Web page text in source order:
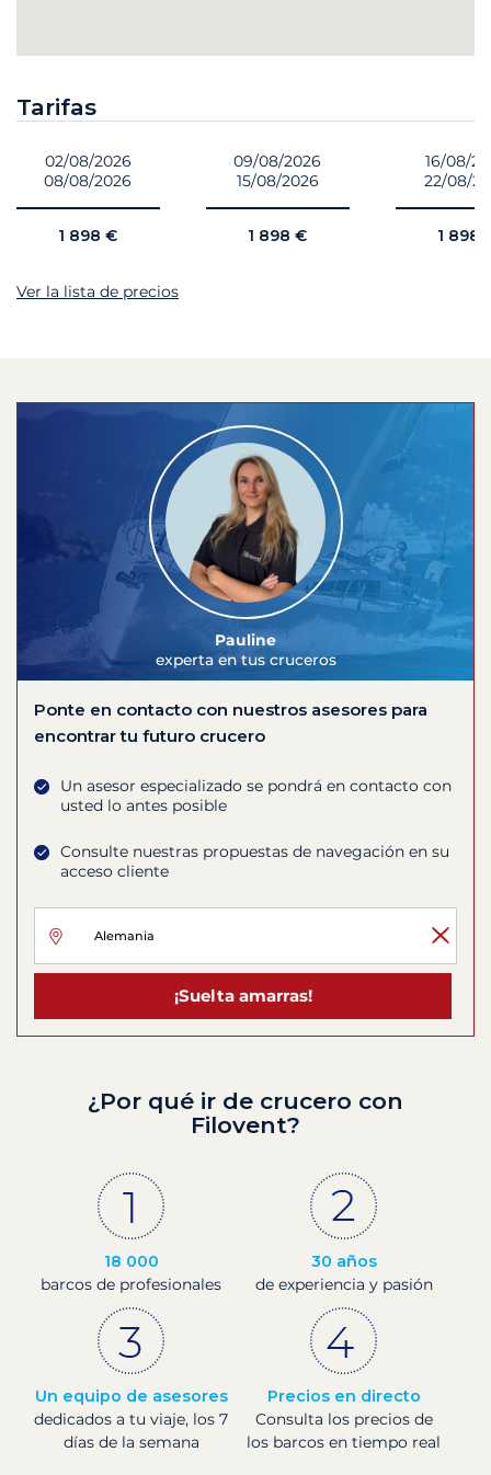
Tarifas
02/08/2026
08/08/2026
1 898 €
09/08/2026
15/08/2026
1 898 €
16/08/
22/08/
1 898
Ver la lista de precios
Pauline
experta en tus cruceros
Ponte en contacto con nuestros asesores para
encontrar tu futuro crucero
Un asesor especializado se pondrá en contacto con
usted lo antes posible
Consulte nuestras propuestas de navegación en su
acceso cliente
¡Suelta amarras!
¿Por qué ir de crucero con
Filovent?
18 000
barcos de profesionales
30 años
de experiencia y pasión
Un equipo de asesores
dedicados a tu viaje, los 7
días de la semana
Precios en directo
Consulta los precios de
los barcos en tiempo real